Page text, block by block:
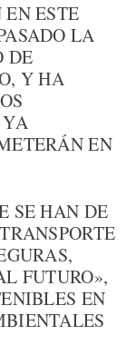
ESTE
LA
DE
Y HA
YA
EN
SE HAN DE
FUTURO»,
EN